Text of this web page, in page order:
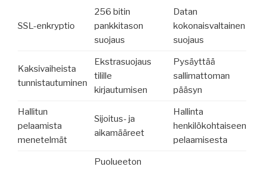
SSL-enkryptio
256 bitin
pankkitason
suojaus
Datan
kokonaisvaltainen
suojaus
Kaksivaiheista
tunnistautuminen
Ekstrasuojaus
tilille
kirjautumisen
Pysäyttää
sallimattoman
pääsyn
Hallitun
pelaamista
menetelmät
Sijoitus- ja
aikamääreet
Hallinta
henkilökohtaiseen
pelaamisesta
Puolueeton